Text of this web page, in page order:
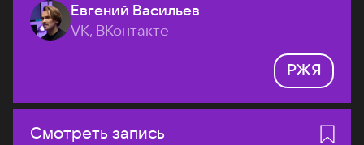
Евгений Васильев
VK, ВКонтакте
РЖЯ
Смотреть запись